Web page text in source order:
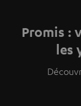
Promis :
les